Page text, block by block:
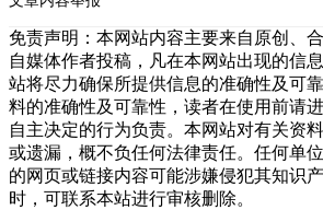
免责声明：本网站内容主要来自原创、
自媒体作者投稿，凡在本网站出现的信
站将尽力确保所提供信息的准确性及可
料的准确性及可靠性，读者在使用前请
自主决定的行为负责。本网站对有关资
或遗漏，概不负任何法律责任。任何单
的网页或链接内容可能涉嫌侵犯其知识
时，可联系本站进行审核删除。